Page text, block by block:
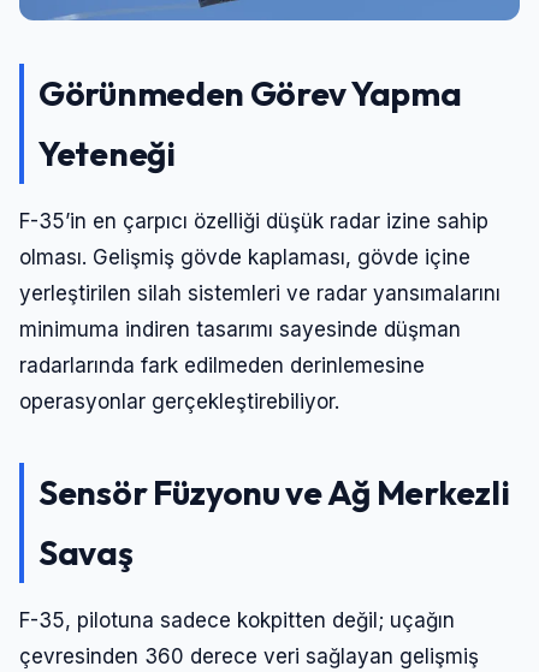
Görünmeden Görev Yapma
Yeteneği
F-35’in en çarpıcı özelliği düşük radar izine sahip
olması. Gelişmiş gövde kaplaması, gövde içine
yerleştirilen silah sistemleri ve radar yansımalarını
minimuma indiren tasarımı sayesinde düşman
radarlarında fark edilmeden derinlemesine
operasyonlar gerçekleştirebiliyor.
Sensör Füzyonu ve Ağ Merkezli
Savaş
F-35, pilotuna sadece kokpitten değil; uçağın
çevresinden 360 derece veri sağlayan gelişmiş